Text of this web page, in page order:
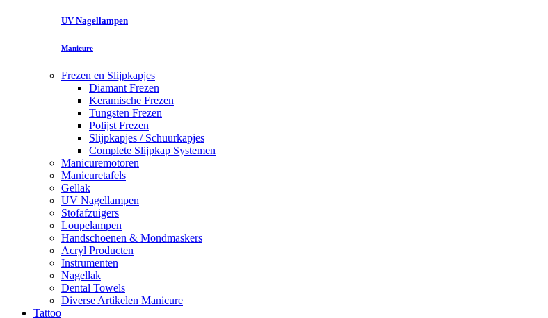
UV Nagellampen
Manicure
Frezen en Slijpkapjes
Diamant Frezen
Keramische Frezen
Tungsten Frezen
Polijst Frezen
Slijpkapjes / Schuurkapjes
Complete Slijpkap Systemen
Manicuremotoren
Manicuretafels
Gellak
UV Nagellampen
Stofafzuigers
Loupelampen
Handschoenen & Mondmaskers
Acryl Producten
Instrumenten
Nagellak
Dental Towels
Diverse Artikelen Manicure
Tattoo